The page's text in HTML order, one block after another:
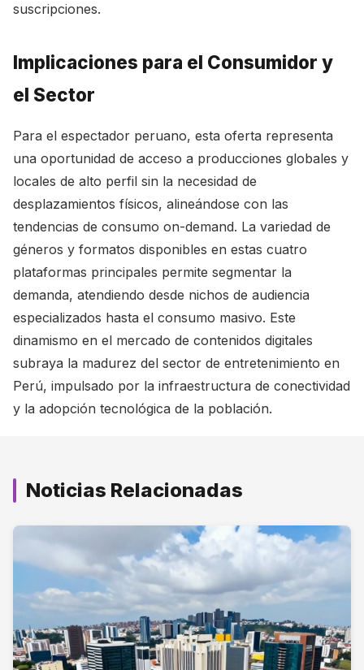
suscripciones.
Implicaciones para el Consumidor y
el Sector
Para el espectador peruano, esta oferta representa
una oportunidad de acceso a producciones globales y
locales de alto perfil sin la necesidad de
desplazamientos físicos, alineándose con las
tendencias de consumo on-demand. La variedad de
géneros y formatos disponibles en estas cuatro
plataformas principales permite segmentar la
demanda, atendiendo desde nichos de audiencia
especializados hasta el consumo masivo. Este
dinamismo en el mercado de contenidos digitales
subraya la madurez del sector de entretenimiento en
Perú, impulsado por la infraestructura de conectividad
y la adopción tecnológica de la población.
Noticias Relacionadas